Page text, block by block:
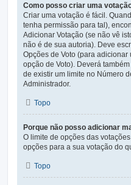
Como posso criar uma
Criar uma votação é fácil.
tenha permissão para tal),
Adicionar Votação (se não vê
não é de sua autoria). Deve
Opções de Voto (para
opção de Voto). Deverá
de existir um limite no Número
Administrador.
Topo
Porque não posso adicionar
O limite de opções das
opções para a sua votação do
Topo